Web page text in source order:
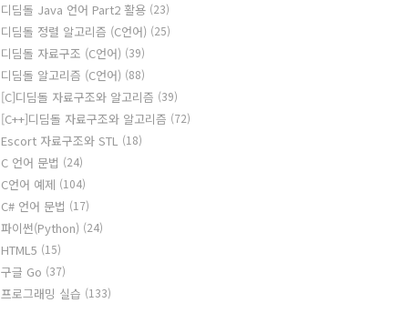
디딤돌 Java 언어 Part2 활용 (23)
디딤돌 정렬 알고리즘 (C언어) (25)
디딤돌 자료구조 (C언어) (39)
디딤돌 알고리즘 (C언어) (88)
[C]디딤돌 자료구조와 알고리즘 (39)
[C++]디딤돌 자료구조와 알고리즘 (72)
Escort 자료구조와 STL (18)
C 언어 문법 (24)
C언어 예제 (104)
C# 언어 문법 (17)
파이썬(Python) (24)
HTML5 (15)
구글 Go (37)
프로그래밍 실습 (133)